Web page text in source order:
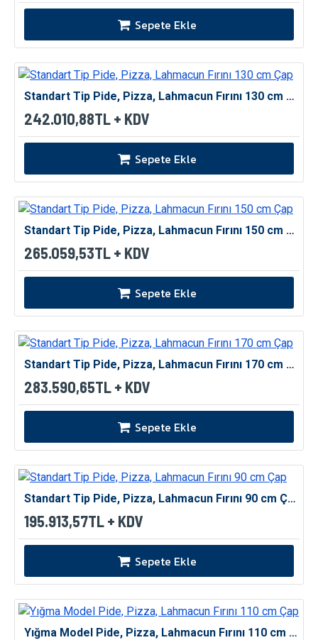
Sepete Ekle
Standart Tip Pide, Pizza, Lahmacun Fırını 130 cm Çap
242.010,88TL + KDV
Sepete Ekle
Standart Tip Pide, Pizza, Lahmacun Fırını 150 cm Çap
265.059,53TL + KDV
Sepete Ekle
Standart Tip Pide, Pizza, Lahmacun Fırını 170 cm Çap
283.590,65TL + KDV
Sepete Ekle
Standart Tip Pide, Pizza, Lahmacun Fırını 90 cm Çap
195.913,57TL + KDV
Sepete Ekle
Yığma Model Pide, Pizza, Lahmacun Fırını 110 cm Çap